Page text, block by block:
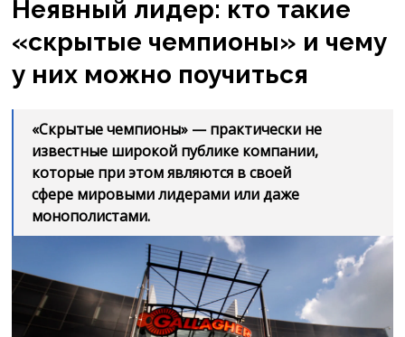
Неявный лидер: кто такие
«скрытые чемпионы» и чему
у них можно поучиться
«Скрытые чемпионы» — практически не
известные широкой публике компании,
которые при этом являются в своей
сфере мировыми лидерами или даже
монополистами.